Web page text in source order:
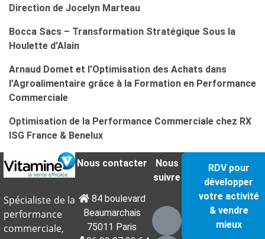
Direction de Jocelyn Marteau
Bocca Sacs – Transformation Stratégique Sous la
Houlette d’Alain
Arnaud Domet et l’Optimisation des Achats dans
l’Agroalimentaire grâce à la Formation en Performance
Commerciale
Optimisation de la Performance Commerciale chez RX
ISG France & Benelux
Spécialiste de la
performance
commerciale,
Nous contacter
84 boulevard
Beaumarchais
75011 Paris
Nous
suivre
RDV pour
développer
votre activité
& vendre
mieux